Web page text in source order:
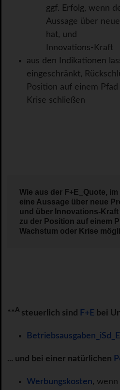
ggf. Erfolg, wenn
Aussage über
hat, und
Innovations-Kraft
aus den Indikationen
eingeschränkt,
Position auf einem
Krise schließen
Wie aus der F+E_Quote,
eine Aussage über neue
und über Innovations-
zu der Position auf einem
Wachstum oder Krise
**A steuerlich sind F+E bei
... und bei einer natürlichen
Werbungskosten,